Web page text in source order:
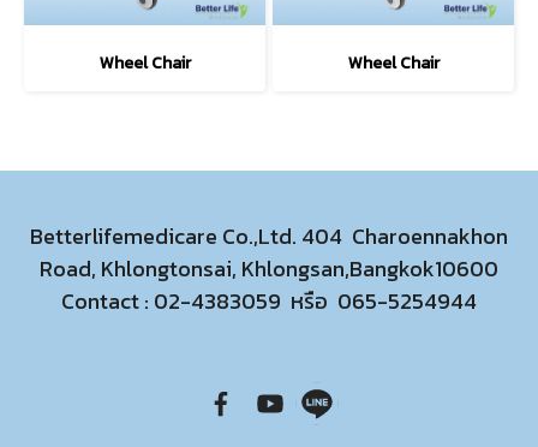
Wheel Chair Wheel Chair
Betterlifemedicare Co.,Ltd. 404 Charoennakhon
Road, Khlongtonsai, Khlongsan,Bangkok10600
Contact : 02-4383059 หรือ 065-5254944